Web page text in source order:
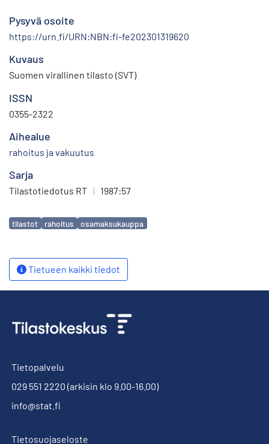
Pysyvä osoite
https://urn.fi/URN:NBN:fi-fe202301319620
Kuvaus
Suomen virallinen tilasto (SVT)
ISSN
0355-2322
Aihealue
rahoitus ja vakuutus
Sarja
Tilastotiedotus RT | 1987:57
Avainsanat
tilastot rahoitus osamaksukauppa
Tietueen kaikki tiedot
Tietopalvelu
029 551 2220 (arkisin klo 9.00-16.00)
info@stat.fi
Tietosuojaseloste